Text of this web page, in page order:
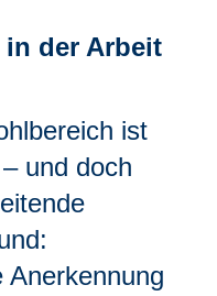
in der Arbeit
ist
und doch
Anerkennung